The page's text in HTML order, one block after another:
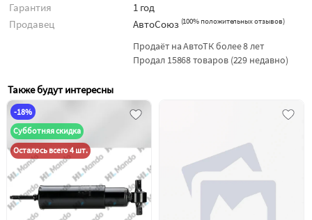
Гарантия
1 год
Продавец
АвтоСоюз (100% положительных отзывов)
Продаёт на АвтоТК более 8 лет
Продал 15868 товаров (229 недавно)
Также будут интересны
-18%
Субботняя скидка
Осталось всего 4 шт.